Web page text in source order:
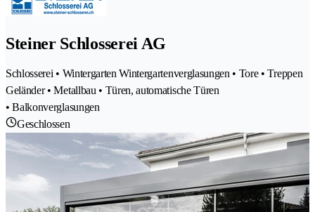
Steiner Schlosserei AG
Schlosserei • Wintergarten Wintergartenverglasungen • Tore • Treppen
Geländer • Metallbau • Türen, automatische Türen
• Balkonverglasungen
Geschlossen